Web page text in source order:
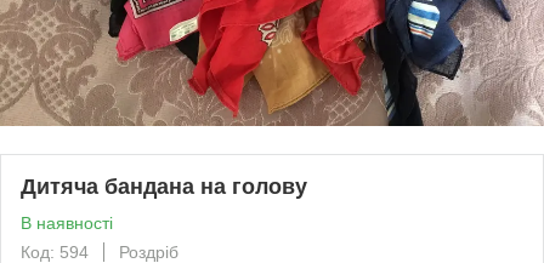
Дитяча бандана на голову
В наявності
Код: 594
Роздріб